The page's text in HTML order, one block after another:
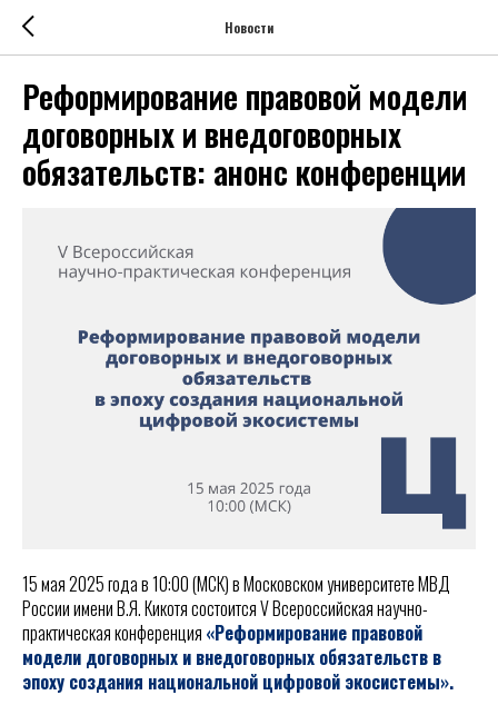
Новости
Реформирование правовой модели
договорных и внедоговорных
обязательств: анонс конференции
15 мая 2025 года в 10:00 (МСК) в Московском университете МВД
России имени В.Я. Кикотя состоится V Всероссийская научно-
практическая конференция «Реформирование правовой
модели договорных и внедоговорных обязательств в
эпоху создания национальной цифровой экосистемы».